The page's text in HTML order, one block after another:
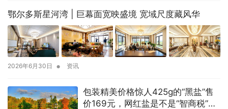
鄂尔多斯星河湾 | 巨幕面宽映盛境 宽域尺度藏风华
2026年6月30日 • 资讯
包装精美价格惊人425g的“黑盐”售
价169元，网红盐是不是“智商税”